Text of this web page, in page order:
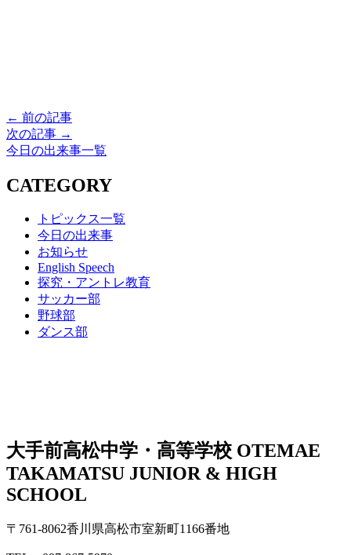
← 前の記事
次の記事 →
今日の出来事一覧
CATEGORY
トピックス一覧
今日の出来事
お知らせ
English Speech
探究・アントレ教育
サッカー部
野球部
ダンス部
大手前高松中学・高等学校 OTEMAE
TAKAMATSU JUNIOR & HIGH
SCHOOL
〒761-8062香川県高松市室新町1166番地